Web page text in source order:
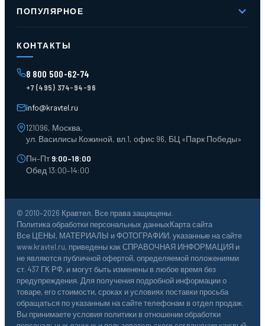
Контакты
Доставка и оплата
ПОПУЛЯРНОЕ
Контейнеры для отходов
Поддоны
Ящики пластиковые
Тара пласт. и металл.
Тележки для склада
КОНТАКТЫ
8 800 500-62-74
+7 (495) 374-94-96
info@kravtel.ru
121096, Москва,
ул. Василисы Кожиной, вл.1, офис 96, БЦ «Парк Победы»
Пн–Пт9:00–18:00
Обед 13:00–14:00
© 2010–2026 Кравтел. Все права защищены.
Политика обработки персональных данныхКарта сайта
Все ЦЕНЫ, МАТЕРИАЛЫ и ФОТОГРАФИИ, указанные на сайте
www.kravtel.ru, приведены как СПРАВОЧНАЯ ИНФОРМАЦИЯ и
не являются публичной офертой, определяемой положениями
ст. 437 ГК РФ, и могут быть изменены в любое время без
предупреждения. Для получения подробной информации о
товаре, его стоимости, сроках и условиях поставки просьба
обращаться по указанным на сайте телефонам в отдел продаж.
Вы принимаете условия политики в отношении обработки